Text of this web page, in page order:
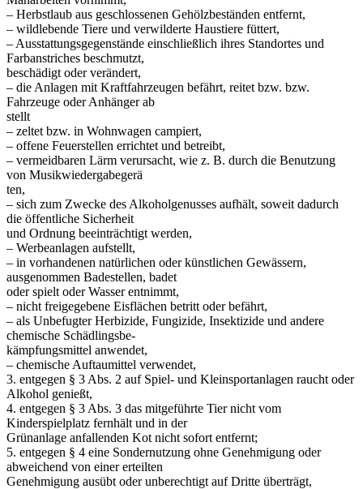
– Herbstlaub aus geschlossenen Gehölzbeständen entfernt,
– wildlebende Tiere und verwilderte Haustiere füttert,
– Ausstattungsgegenstände einschließlich ihres Standortes und
Farbanstriches beschmutzt,
beschädigt oder verändert,
– die Anlagen mit Kraftfahrzeugen befährt, reitet bzw. bzw.
Fahrzeuge oder Anhänger ab
stellt
– zeltet bzw. in Wohnwagen campiert,
– offene Feuerstellen errichtet und betreibt,
– vermeidbaren Lärm verursacht, wie z. B. durch die Benutzung
von Musikwiedergabegerä
ten,
– sich zum Zwecke des Alkoholgenusses aufhält, soweit dadurch
die öffentliche Sicherheit
und Ordnung beeinträchtigt werden,
– Werbeanlagen aufstellt,
– in vorhandenen natürlichen oder künstlichen Gewässern,
ausgenommen Badestellen, badet
oder spielt oder Wasser entnimmt,
– nicht freigegebene Eisflächen betritt oder befährt,
– als Unbefugter Herbizide, Fungizide, Insektizide und andere
chemische Schädlingsbe-
kämpfungsmittel anwendet,
– chemische Auftaumittel verwendet,
3. entgegen § 3 Abs. 2 auf Spiel- und Kleinsportanlagen raucht oder
Alkohol genießt,
4. entgegen § 3 Abs. 3 das mitgeführte Tier nicht vom
Kinderspielplatz fernhält und in der
Grünanlage anfallenden Kot nicht sofort entfernt;
5. entgegen § 4 eine Sondernutzung ohne Genehmigung oder
abweichend von einer erteilten
Genehmigung ausübt oder unberechtigt auf Dritte überträgt,